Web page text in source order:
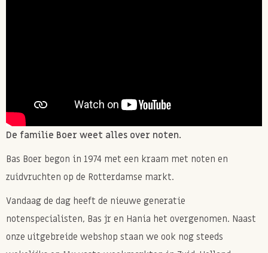
De familie Boer weet alles over noten.
Bas Boer begon in 1974 met een kraam met noten en
zuidvruchten op de Rotterdamse markt.
Vandaag de dag heeft de nieuwe generatie
notenspecialisten, Bas jr en Hania het overgenomen. Naast
onze uitgebreide webshop staan we ook nog steeds